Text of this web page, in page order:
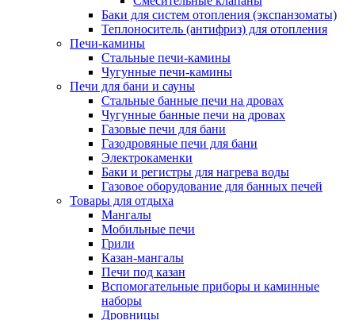
Баки для систем отопления (экспанзоматы)
Теплоноситель (антифриз) для отопления
Печи-камины
Стальные печи-камины
Чугунные печи-камины
Печи для бани и сауны
Стальные банные печи на дровах
Чугунные банные печи на дровах
Газовые печи для бани
Газодровяные печи для бани
Электрокаменки
Баки и регистры для нагрева воды
Газовое оборудование для банных печей
Товары для отдыха
Мангалы
Мобильные печи
Грили
Казан-мангалы
Печи под казан
Вспомогательные приборы и каминные
наборы
Дровницы